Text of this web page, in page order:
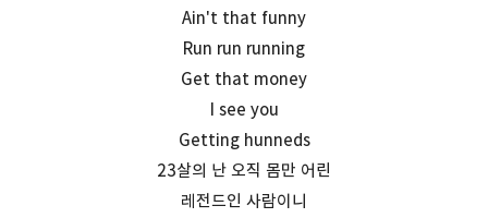
Ain't that funny
Run run running
Get that money
I see you
Getting hunneds
23살의 난 오직 몸만 어린
레전드인 사람이니